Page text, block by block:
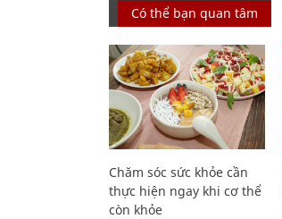
Có thể bạn quan tâm
Chăm sóc sức khỏe cần
thực hiện ngay khi cơ thể
còn khỏe